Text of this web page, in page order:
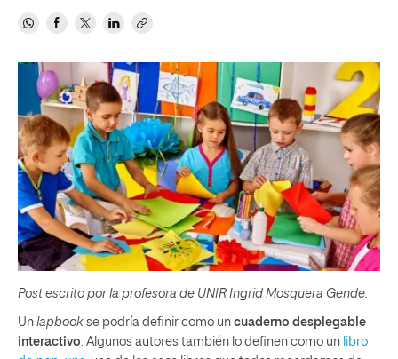
Post escrito por la profesora de UNIR Ingrid Mosquera Gende.
Un lapbook se podría definir como un cuaderno desplegable
interactivo. Algunos autores también lo definen como un libro